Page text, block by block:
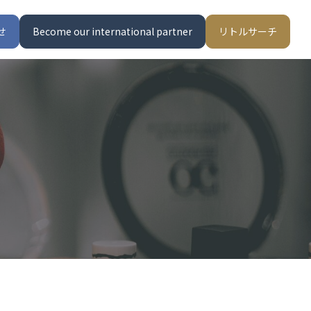
Become our international partner リトルサーチ